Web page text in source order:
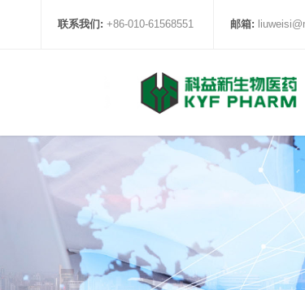
联系我们: +86-010-61568551 邮箱: